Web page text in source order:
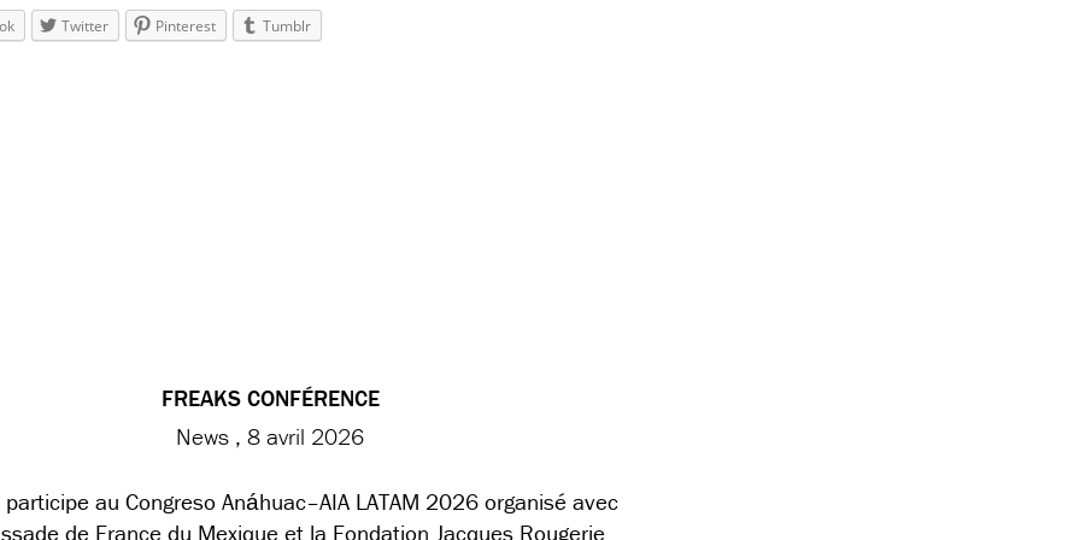
Twitter Pinterest Tumblr
FREAKS CONFÉRENCE
News
8 avril 2026
participe au Congreso Anáhuac–AIA LATAM 2026 organisé avec
de France du Mexique et la Fondation Jacques Rougerie